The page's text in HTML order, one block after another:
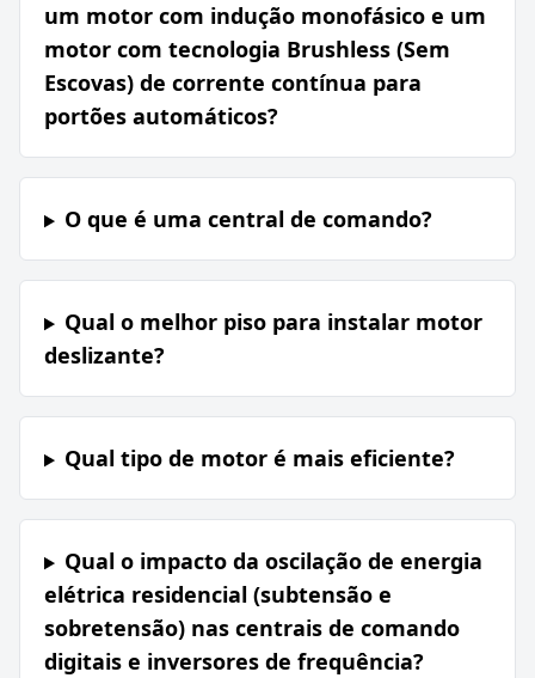
um motor com indução monofásico e um
motor com tecnologia Brushless (Sem
Escovas) de corrente contínua para
portões automáticos?
O que é uma central de comando?
Qual o melhor piso para instalar motor
deslizante?
Qual tipo de motor é mais eficiente?
Qual o impacto da oscilação de energia
elétrica residencial (subtensão e
sobretensão) nas centrais de comando
digitais e inversores de frequência?